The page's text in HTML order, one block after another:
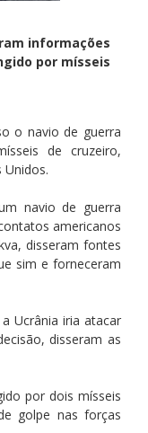
informações
por mísseis
o navio de guerra
de cruzeiro,
navio de guerra
americanos
disseram fontes
sim e forneceram
Ucrânia iria atacar
disseram as
por dois mísseis
golpe nas forças